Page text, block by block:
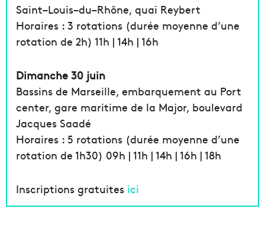
Saint–Louis–du–Rhône, quai Reybert
Horaires : 3 rotations (durée moyenne d’une
rotation de 2h) 11h | 14h | 16h
Dimanche 30 juin
Bassins de Marseille, embarquement au Port
center, gare maritime de la Major, boulevard
Jacques Saadé
Horaires : 5 rotations (durée moyenne d’une
rotation de 1h30) 09h | 11h | 14h | 16h | 18h
Inscriptions gratuites ici